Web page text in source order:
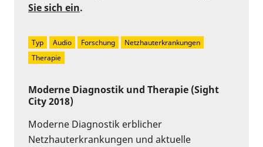
Moderne Diagnostik und Therapie (Sight
City 2018)
Sie sich ein.
Moderne Diagnostik erblicher
Netzhauterkrankungen und aktuelle
Typ Audio Forschung
Netzhauterkrankungen
Therapie